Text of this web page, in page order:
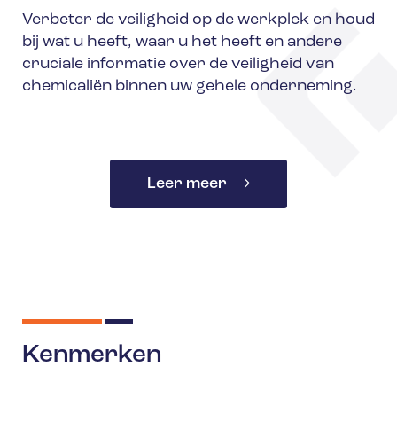
Verbeter de veiligheid op de werkplek en houd
bij wat u heeft, waar u het heeft en andere
cruciale informatie over de veiligheid van
chemicaliën binnen uw gehele onderneming.
Leer meer
Kenmerken